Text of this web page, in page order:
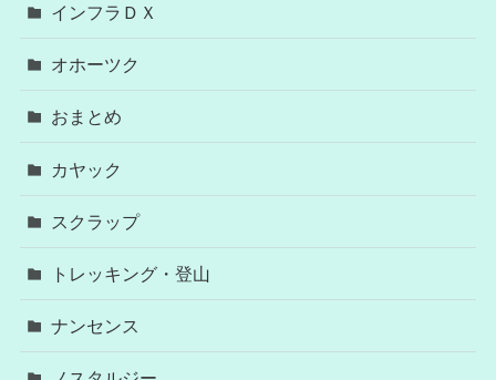
インフラＤＸ
オホーツク
おまとめ
カヤック
スクラップ
トレッキング・登山
ナンセンス